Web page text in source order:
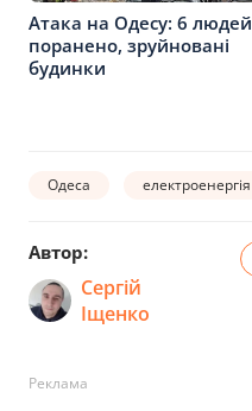
Атака на Одесу: 6 людей
поранено, зруйновані
будинки
Одеса електроенергія
Автор:
Сергій
Іщенко
Реклама